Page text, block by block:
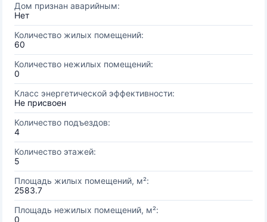
Дом признан аварийным:
Нет
Количество жилых помещений:
60
Количество нежилых помещений:
0
Класс энергетической эффективности:
Не присвоен
Количество подъездов:
4
Количество этажей:
5
Площадь жилых помещений, м²:
2583.7
Площадь нежилых помещений, м²:
0